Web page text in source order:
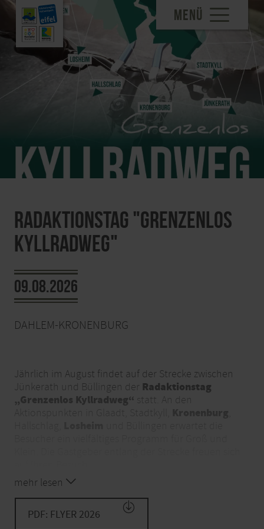
MENÜ
Radaktionstag "Grenzenlos
Kyllradweg"
09.08.2026
DAHLEM-KRONENBURG
Jährlich im August findet auf der Strecke zwischen
Jünkerath und Büllingen der Radaktionstag
„Grenzenlos Kyllradweg“ statt. An den
Aktionspunkt Kronenburg:
mehr lesen
PDF: FLYER 2026